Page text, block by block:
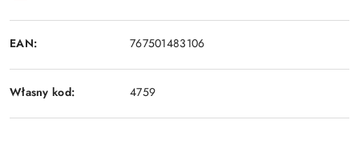
EAN: 767501483106
Własny kod: 4759